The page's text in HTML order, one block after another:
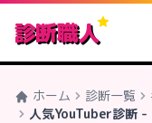
診断職人
ホーム 診断一覧
人気YouTuber診断 -